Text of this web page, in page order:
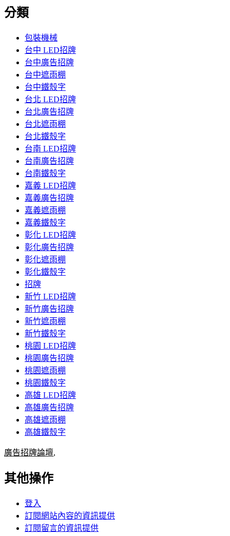
分類
包裝機械
台中 LED招牌
台中廣告招牌
台中遮雨棚
台中鐵殼字
台北 LED招牌
台北廣告招牌
台北遮雨棚
台北鐵殼字
台南 LED招牌
台南廣告招牌
台南鐵殼字
嘉義 LED招牌
嘉義廣告招牌
嘉義遮雨棚
嘉義鐵殼字
彰化 LED招牌
彰化廣告招牌
彰化遮雨棚
彰化鐵殼字
招牌
新竹 LED招牌
新竹廣告招牌
新竹遮雨棚
新竹鐵殼字
桃園 LED招牌
桃園廣告招牌
桃園遮雨棚
桃園鐵殼字
高雄 LED招牌
高雄廣告招牌
高雄遮雨棚
高雄鐵殼字
廣告招牌論壇,
其他操作
登入
訂閱網站內容的資訊提供
訂閱留言的資訊提供